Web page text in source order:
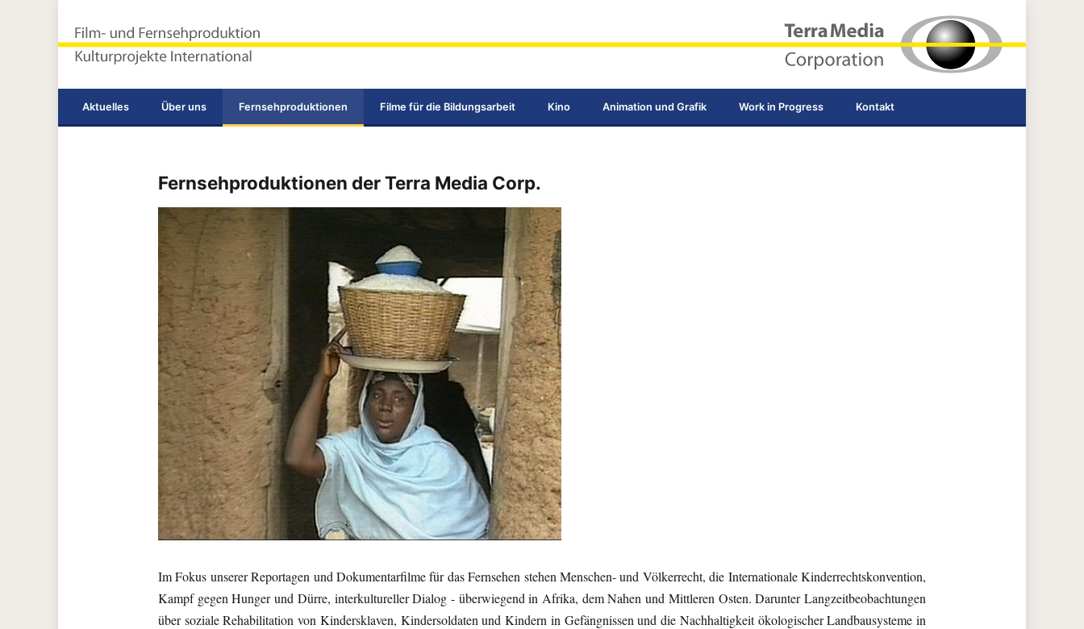
Aktuelles Über uns Fernsehproduktionen Filme für die Bildungsarbeit Kino Animation und Grafik Work in Progress Kontakt
Fernsehproduktionen der Terra Media Corp.
Im Fokus unserer Reportagen und Dokumentarfilme für das Fernsehen stehen Menschen- und Völkerrecht, die Internationale Kinderrechtskonvention,
Kampf gegen Hunger und Dürre, interkultureller Dialog - überwiegend in Afrika, dem Nahen und Mittleren Osten. Darunter Langzeitbeobachtungen
über soziale Rehabilitation von Kindersklaven, Kindersoldaten und Kindern in Gefängnissen und die Nachhaltigkeit ökologischer Landbausysteme in